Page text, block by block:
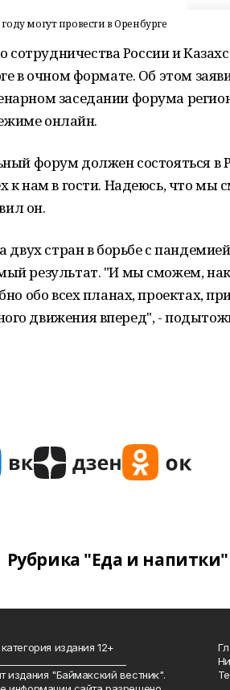
могут провести в Оренбурге
России и
в очном формате. Об этом
заседании форума
онлайн.
форум должен состояться в
к нам в гости. Надеюсь, что мы
он.
двух стран в борьбе с пандемией
результат. "И мы сможем,
обо всех планах, проектах,
движения вперед", -
Рубрика "Еда и напитки"
издания 12+
издания "Баймакский вестник".